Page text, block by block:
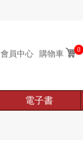
會員中心 購物車 0
電子書